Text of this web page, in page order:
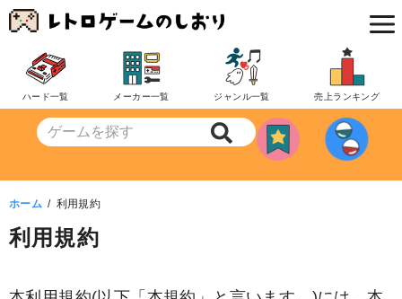
コ
ン
ツ
動
ハード一覧 メーカー一覧 ジャンル一覧 売上ランキング
ホーム 利用規約
利用規約